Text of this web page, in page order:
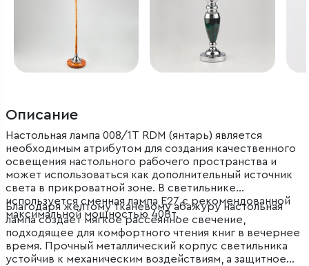
Описание
Настольная лампа 008/1T RDM (янтарь) является
необходимым атрибутом для создания качественного
освещения настольного рабочего пространства и
может использоваться как дополнительный источник
света в прикроватной зоне. В светильнике
используется сменная лампа E27 с рекомендованной
максимальной мощностью 40Вт.
Благодаря желтому тканевому абажуру настольная
лампа создает мягкое рассеянное свечение,
подходящее для комфортного чтения книг в вечернее
время. Прочный металлический корпус светильника
устойчив к механическим воздействиям, а защитное